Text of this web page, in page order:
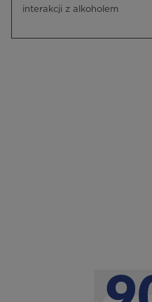
interakcji z alkoholem